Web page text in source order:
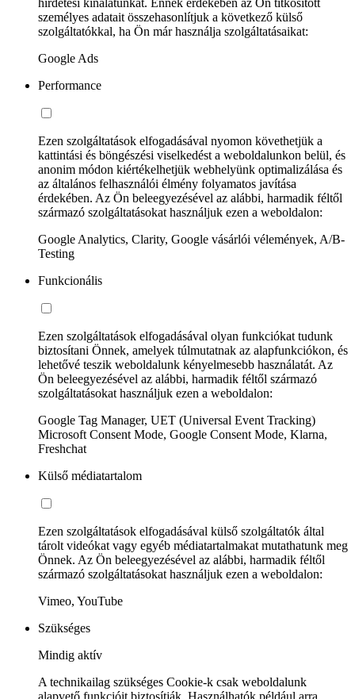
személyes adatait összehasonlítjuk a következő külső
szolgáltatókkal, ha Ön már használja szolgáltatásaikat:
Google Ads
Performance
Ezen szolgáltatások elfogadásával nyomon követhetjük a
kattintási és böngészési viselkedést a weboldalunkon belül, és
anonim módon kiértékelhetjük webhelyünk optimalizálása és
az általános felhasználói élmény folyamatos javítása
érdekében. Az Ön beleegyezésével az alábbi, harmadik féltől
származó szolgáltatásokat használjuk ezen a weboldalon:
Google Analytics, Clarity, Google vásárlói vélemények, A/B-
Testing
Funkcionális
Ezen szolgáltatások elfogadásával olyan funkciókat tudunk
biztosítani Önnek, amelyek túlmutatnak az alapfunkciókon, és
lehetővé teszik weboldalunk kényelmesebb használatát. Az
Ön beleegyezésével az alábbi, harmadik féltől származó
szolgáltatásokat használjuk ezen a weboldalon:
Google Tag Manager, UET (Universal Event Tracking)
Microsoft Consent Mode, Google Consent Mode, Klarna,
Freshchat
Külső médiatartalom
Ezen szolgáltatások elfogadásával külső szolgáltatók által
tárolt videókat vagy egyéb médiatartalmakat mutathatunk meg
Önnek. Az Ön beleegyezésével az alábbi, harmadik féltől
származó szolgáltatásokat használjuk ezen a weboldalon:
Vimeo, YouTube
Szükséges
Mindig aktív
A technikailag szükséges Cookie-k csak weboldalunk
alapvető funkcióit biztosítják. Használhatók például arra,